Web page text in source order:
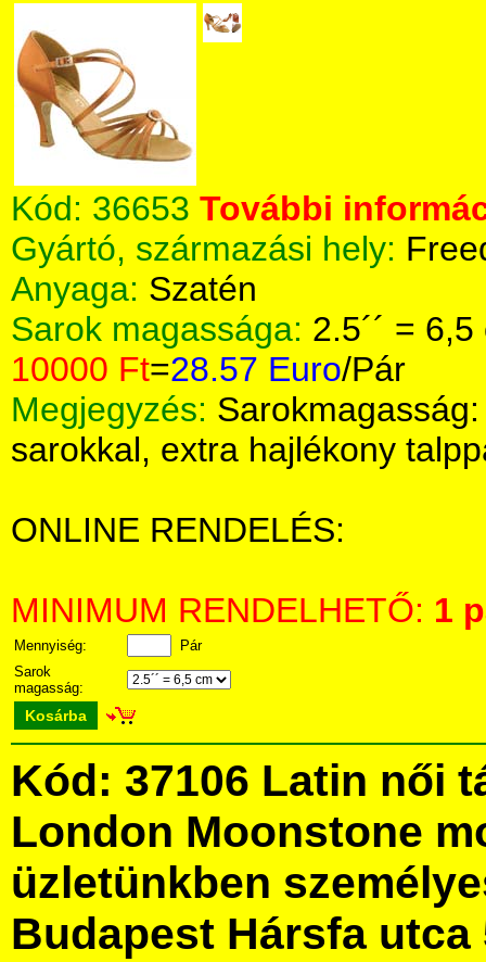
Kód: 36653 További
Gyártó, származási hely:
Anyaga: Szatén
Sarok magassága: 2.5´´ =
10000 Ft=28.57 Euro/Pár
Megjegyzés:
sarokkal, extra hajlékony
ONLINE RENDELÉS:
MINIMUM RENDELHETŐ: 1
Mennyiség:
Pár
Sarok
magasság:
Kosárba
Kód: 37106 Latin női
London Moonstone
üzletünkben
Budapest Hársfa utca